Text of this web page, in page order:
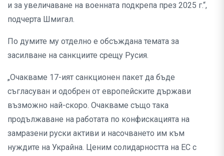
и за увеличаване на военната подкрепа през 2025 г.“,
подчерта Шмигал.
По думите му отделно е обсъждана темата за
засилване на санкциите срещу Русия.
„Очакваме 17-ият санкционен пакет да бъде
съгласуван и одобрен от европейските държави
възможно най-скоро. Очакваме също така
продължаване на работата по конфискацията на
замразени руски активи и насочването им към
нуждите на Украйна. Ценим солидарността на ЕС с